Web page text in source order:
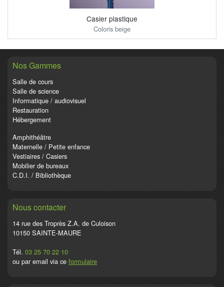
Casier plastique
Coloris beige
Nos Gammes
Salle de cours
Salle de science
Informatique / audiovisuel
Restauration
Hébergement
Amphithéâtre
Maternelle / Petite enfance
Vestiaires / Casiers
Mobilier de bureaux
C.D.I. / Bibliothèque
Nous contacter
14 rue des Troprès Z.A. de Culoison
10150 SAINTE-MAURE
Tél. 03 25 70 22 10
ou par email via ce formulaire